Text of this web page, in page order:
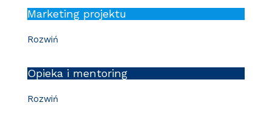
Marketing projektu
Rozwiń
Opieka i mentoring
Rozwiń